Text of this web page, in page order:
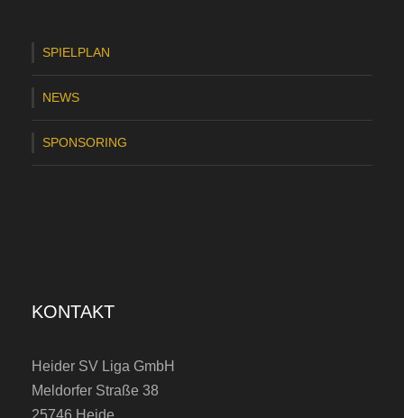
l
d
1
:
e
e
SPIELPLAN
NEWS
SPONSORING
KONTAKT
Heider SV Liga GmbH
Meldorfer Straße 38
25746 Heide